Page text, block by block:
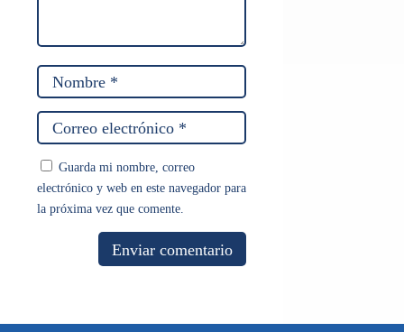
Guarda mi nombre, correo
electrónico y web en este navegador para
la próxima vez que comente.